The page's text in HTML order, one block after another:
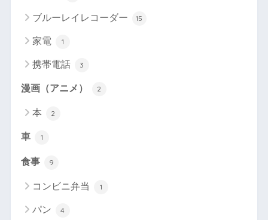
ブルーレイレコーダー 15
家電 1
携帯電話 3
漫画（アニメ） 2
本 2
車 1
食事 9
コンビニ弁当 1
パン 4